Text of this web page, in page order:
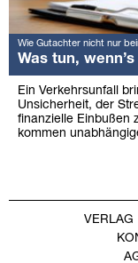
Wie Gutachter nicht nur
Was tun,
Ein Verkehrsunfall
Unsicherheit, der
finanzielle Einbußen
kommen
VERLAG